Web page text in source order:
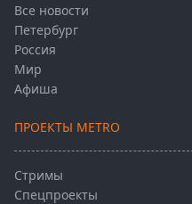
Все новости
Петербург
Россия
Мир
Афиша
ПРОЕКТЫ METRO
Стримы
Спецпроекты